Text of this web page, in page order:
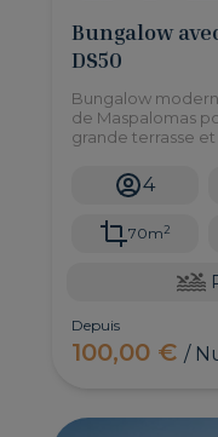
Bungalow
DS50
Bungalow
de Maspalomas
grande terrasse
Maspalomas!
4
70m2
Depuis
100,00 €/